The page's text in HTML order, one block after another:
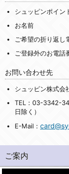
シュッピンポイン
お名前
ご希望の折り返し
ご登録外のお電話
お問い合わせ先
シュッピン株式会
TEL：03-3342-
日除く）
E-Mail：
ご案内